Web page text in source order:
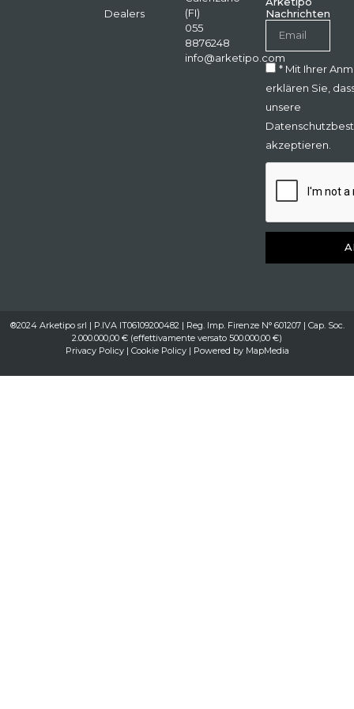
Dealers
(FI)
055
8876248
info@arketipo.com
Nachrichten
* Mit Ihrer
erklären Sie,
unsere
akzeptieren.
®2024 Arketipo srl | P.IVA IT06109200482 | Reg. Imp. Firenze N° 601207 | Cap. Soc.
2.000.000,00 € (effettivamente versato 500.000,00 €)
Privacy Policy| Cookie Policy| Powered by MapMedia